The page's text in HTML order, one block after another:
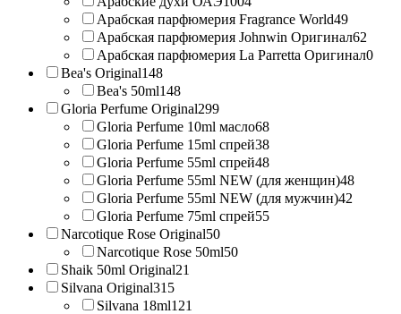
Арабская парфюмерия Fragrance World49
Арабская парфюмерия Johnwin Оригинал62
Арабская парфюмерия La Parretta Оригинал0
Bea's Original148
Bea's 50ml148
Gloria Perfume Original299
Gloria Perfume 10ml масло68
Gloria Perfume 15ml спрей38
Gloria Perfume 55ml спрей48
Gloria Perfume 55ml NEW (для женщин)48
Gloria Perfume 55ml NEW (для мужчин)42
Gloria Perfume 75ml спрей55
Narcotique Rose Original50
Narcotique Rose 50ml50
Shaik 50ml Original21
Silvana Original315
Silvana 18ml121